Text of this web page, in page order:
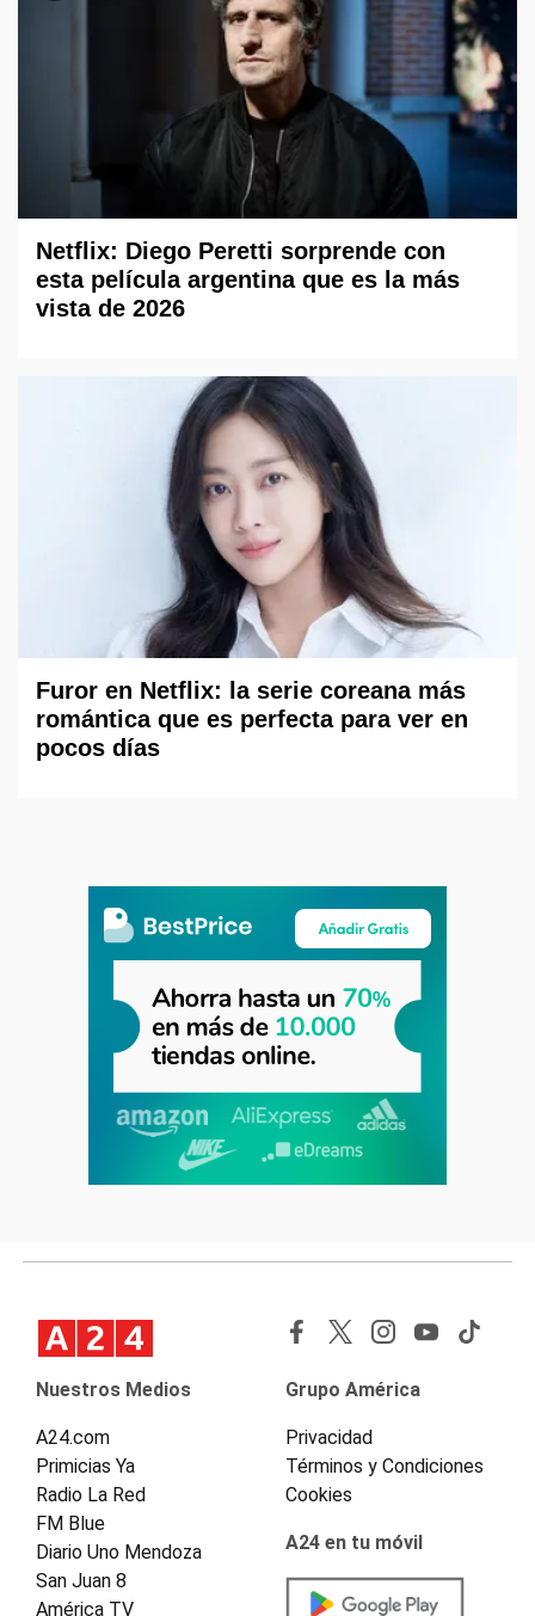
Netflix: Diego Peretti sorprende con
esta película argentina que es la más
vista de 2026
Furor en Netflix: la serie coreana más
romántica que es perfecta para ver en
pocos días
Nuestros Medios
A24.com
Primicias Ya
Radio La Red
FM Blue
Diario Uno Mendoza
San Juan 8
América TV
Grupo América
Privacidad
Términos y Condiciones
Cookies
A24 en tu móvil